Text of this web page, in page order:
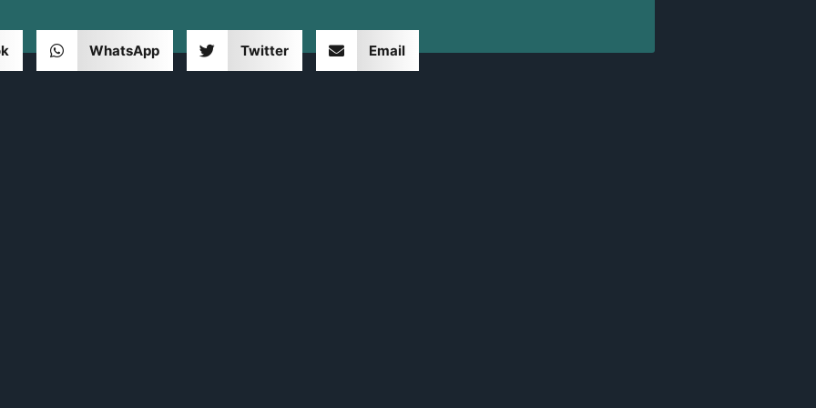
WhatsApp Twitter Email